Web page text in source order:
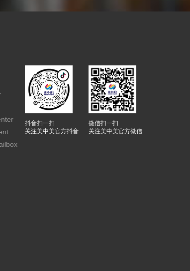
抖音扫一扫
关注美中美官方抖音
微信扫一扫
关注美中美官方微信